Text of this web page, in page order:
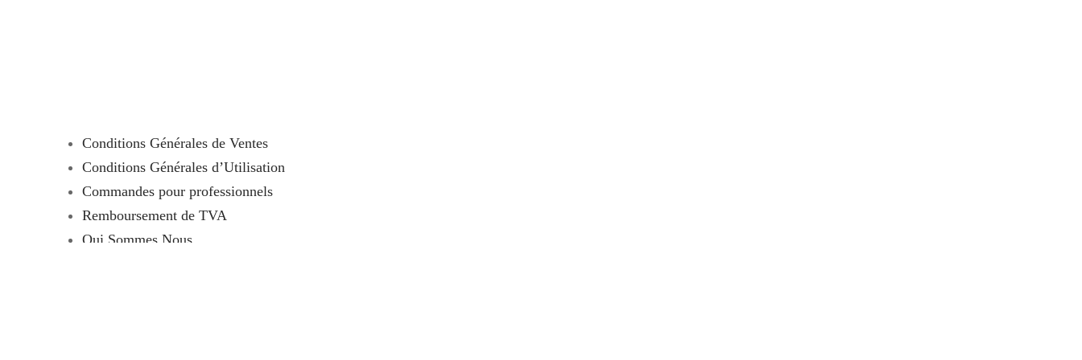
Conditions Générales de Ventes
Conditions Générales d’Utilisation
Commandes pour professionnels
Remboursement de TVA
Qui Sommes Nous